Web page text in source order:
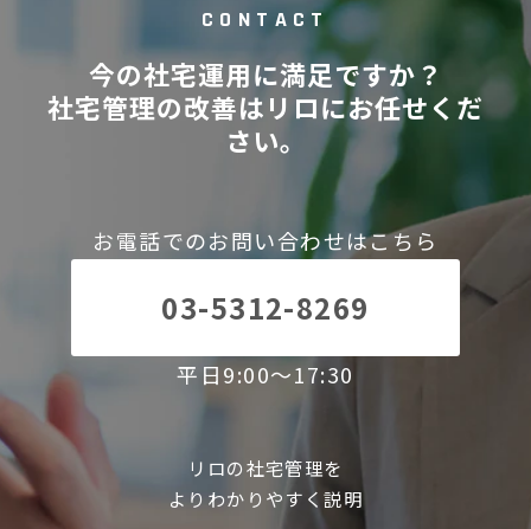
CONTACT
今の社宅運用に満足ですか？
社宅管理の改善はリロにお任せくだ
さい。
お電話でのお問い合わせはこちら
03-5312-8269
平日9:00～17:30
リロの社宅管理を
よりわかりやすく説明